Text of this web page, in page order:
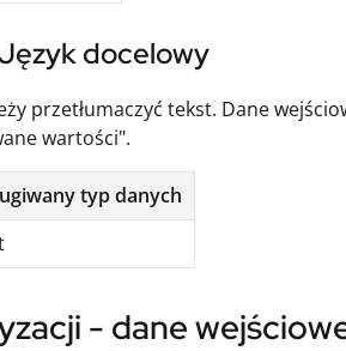
docelowy
przetłumaczyć tekst. Dane
wartości".
typ danych
- dane